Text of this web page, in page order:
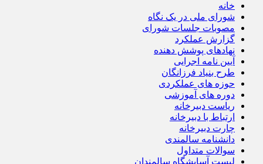
خانه
شورای ملی در یک نگاه
مصوبات جلسات شورای
گزارش عملکرد
نهادهای پوشش دهنده
آیین نامه اجرایی
طرح بنیاد فرزانگان
حوزه های عملکردی
دوره های آموزشی
ریاست دبیرخانه
ارتباط با دبیرخانه
چارت دبیرخانه
دانشنامه سالمندی
سوالات متداول
لیست آسایشگاه سالمندان